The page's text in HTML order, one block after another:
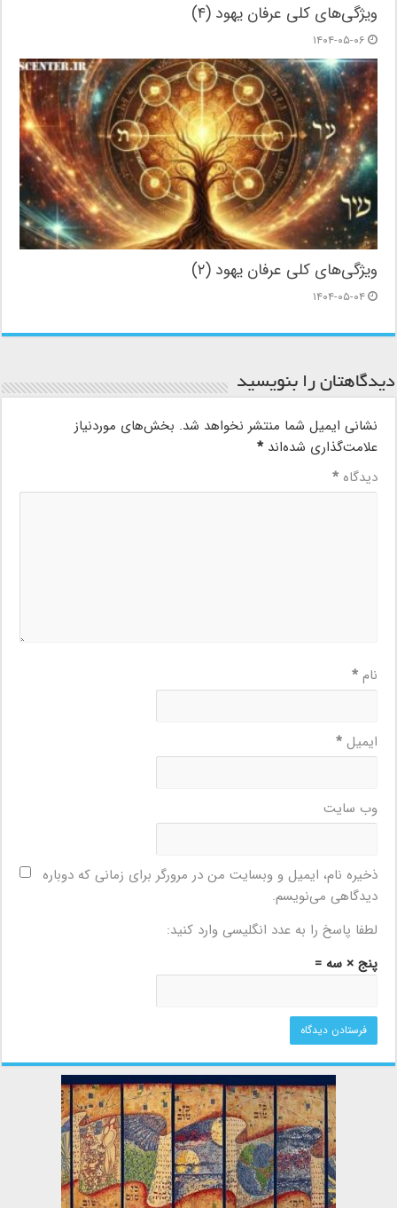
ویژگی‌های کلی عرفان یهود (۴)
۱۴۰۴-۰۵-۰۶
ویژگی‌های کلی عرفان یهود (۲)
۱۴۰۴-۰۵-۰۴
دیدگاهتان را بنویسید
نشانی ایمیل شما منتشر نخواهد شد. بخش‌های موردنیاز
علامت‌گذاری شده‌اند*
دیدگاه*
نام*
ایمیل*
وب‌ سایت
ذخیره نام، ایمیل و وبسایت من در مرورگر برای زمانی که دوباره
دیدگاهی می‌نویسم.
لطفا پاسخ را به عدد انگلیسی وارد کنید:
پنج × سه =